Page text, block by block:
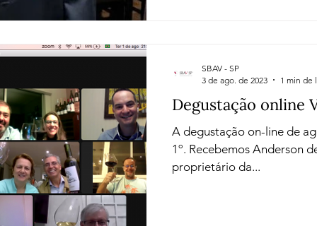
Degustação online
A degustação on-line de
1º. Recebemos Anderson de Césaro , enólogo e sócio
proprietário da...
SBAV - SP
3 de ago. de 2023
1 min de